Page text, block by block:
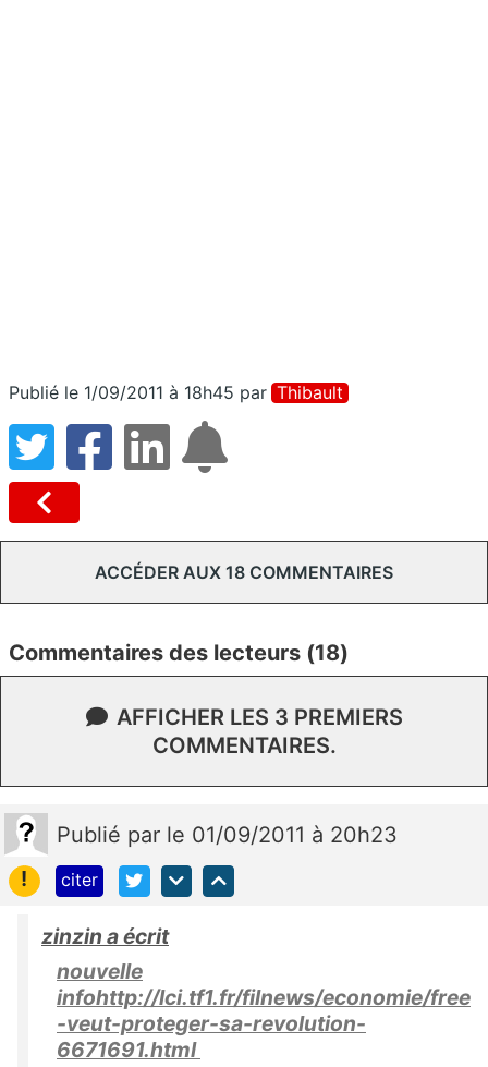
Publié le 1/09/2011 à 18h45 par Thibault
ACCÉDER AUX 18 COMMENTAIRES
Commentaires des lecteurs (18)
AFFICHER LES 3 PREMIERS
COMMENTAIRES.
Publié par le 01/09/2011 à 20h23
!
citer
zinzin a écrit
nouvelle
infohttp://lci.tf1.fr/filnews/economie/free
-veut-proteger-sa-revolution-
6671691.html